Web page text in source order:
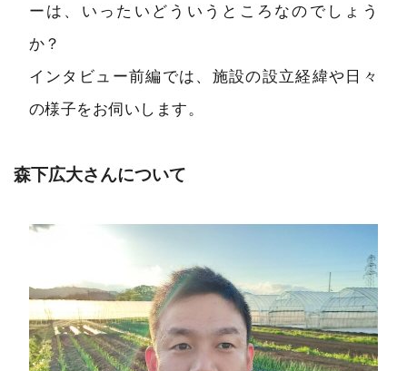
ーは、いったいどういうところなのでしょう
か？
インタビュー前編では、施設の設立経緯や日々
の様子をお伺いします。
森下広大さんについて